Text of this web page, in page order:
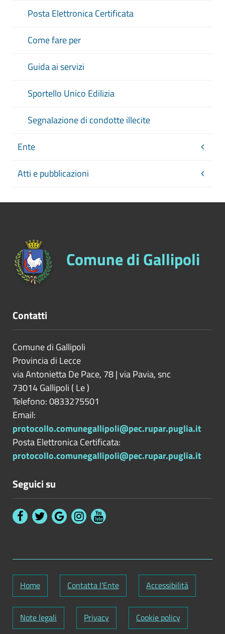
Posta Elettronica Certificata
Come fare per
Guida ai servizi
Sportello Unico Edilizia
Segnalazione di condotte illecite
Ente
Atti e pubblicazioni
Comune di Gallipoli
Contatti
Comune di Gallipoli
Provincia di Lecce
via Antonietta De Pace, 78 | via Pavia, snc
73014Gallipoli ( Le)
Telefono: 0833275501
Email:
protocollo.comunegallipoli@pec.rupar.puglia.it
Posta Elettronica Certificata:
protocollo.comunegallipoli@pec.rupar.puglia.it
Seguici su
Home Contatta l'Ente Accessibilità
Note legali Privacy Cookie policy